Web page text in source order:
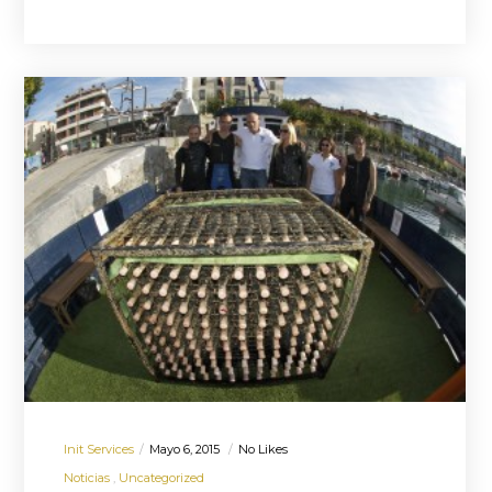
Init Services Mayo 6, 2015
No Likes
Noticias
Uncategorized